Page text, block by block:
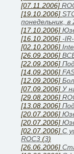
[07.11.2006]
[19.10.2006]
понедельник,
[17.10.2006]
[16.10.2006] -
[02.10.2006]
[26.09.2006]
[22.09.2006]
[14.09.2006]
[12.09.2006]
[07.09.2006] У
[29.08.2006]
[13.08.2006]
[20.07.2006]
[20.07.2006]
[02.07.2006] С
ROC3 (3)
[26.06.2006]